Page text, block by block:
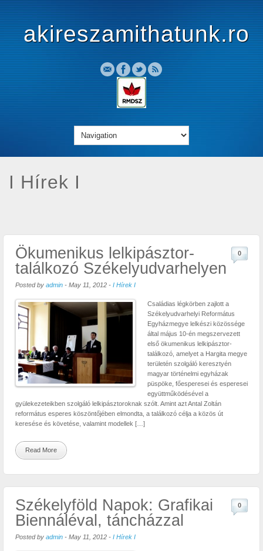
akireszamithatunk.ro
I Hírek I
Ökumenikus lelkipásztor-
találkozó Székelyudvarhelyen
Posted by admin - May 11, 2012 - I Hírek I
0
Családias légkörben zajlott a
Székelyudvarhelyi Református
Egyházmegye lelkészi közössége
által május 10-én megszervezett
első ökumenikus lelkipásztor-
találkozó, amelyet a Hargita megye
területén szolgáló keresztyén
magyar történelmi egyházak
püspöke, főesperesei és esperesei
együttműködésével a
gyülekezeteikben szolgáló lelkipásztoroknak szólt. Amint azt Antal Zoltán
református esperes köszöntőjében elmondta, a találkozó célja a közös út
keresése és követése, valamint modellek […]
Read More
Székelyföld Napok: Grafikai
Biennáléval, táncházzal
Posted by admin - May 11, 2012 - I Hírek I
0